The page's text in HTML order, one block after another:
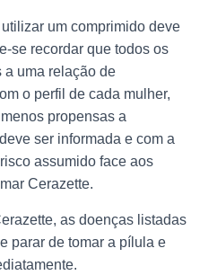
um comprimido deve
se recordar que todos os
a uma relação de
o perfil de cada mulher,
propensas a
ser informada e com a
assumido face aos
Cerazette.
as doenças listadas
parar de tomar a pílula e